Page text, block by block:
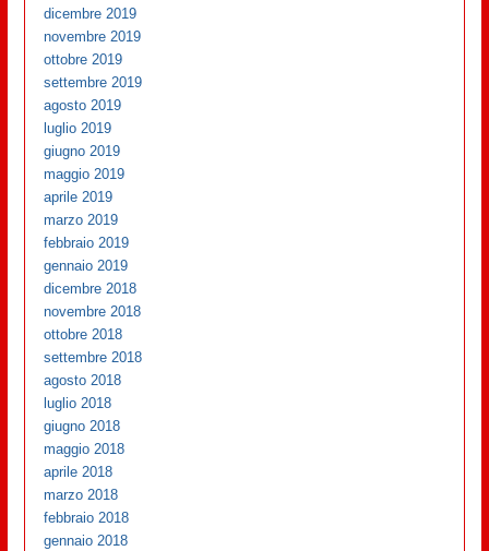
dicembre 2019
novembre 2019
ottobre 2019
settembre 2019
agosto 2019
luglio 2019
giugno 2019
maggio 2019
aprile 2019
marzo 2019
febbraio 2019
gennaio 2019
dicembre 2018
novembre 2018
ottobre 2018
settembre 2018
agosto 2018
luglio 2018
giugno 2018
maggio 2018
aprile 2018
marzo 2018
febbraio 2018
gennaio 2018